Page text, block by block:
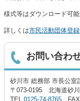
様式等はダウンロード可能
詳しくは市民活動団体登
お問い合わ
砂川市 総務部 市長公室
〒073-0195 北海道砂
TEL 0125-74-8765 FAX